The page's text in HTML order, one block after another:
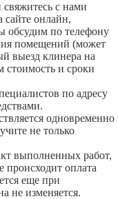
с нами
онлайн,
обсудим по телефону
помещений (может
выезд клинера на
стоимость и сроки
по адресу
одновременно
не только
выполненных работ,
происходит оплата
еще при
не изменяется.